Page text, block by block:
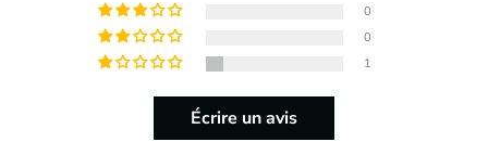
0
0
1
Écrire un avis